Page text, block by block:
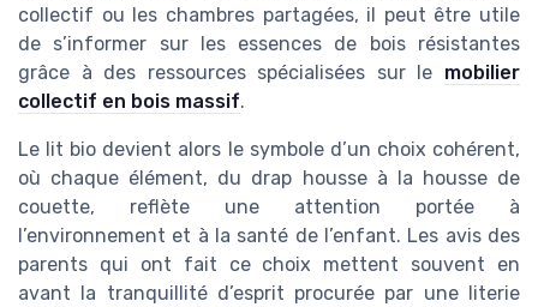
collectif ou les chambres partagées, il peut être utile
de s’informer sur les essences de bois résistantes
grâce à des ressources spécialisées sur le mobilier
collectif en bois massif.
Le lit bio devient alors le symbole d’un choix cohérent,
où chaque élément, du drap housse à la housse de
couette, reflète une attention portée à
l’environnement et à la santé de l’enfant. Les avis des
parents qui ont fait ce choix mettent souvent en
avant la tranquillité d’esprit procurée par une literie